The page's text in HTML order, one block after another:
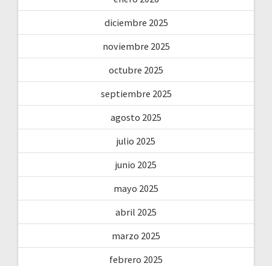
diciembre 2025
noviembre 2025
octubre 2025
septiembre 2025
agosto 2025
julio 2025
junio 2025
mayo 2025
abril 2025
marzo 2025
febrero 2025